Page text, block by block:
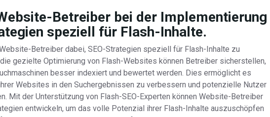
Betreiber bei der Implementierung
speziell für Flash-Inhalte.
Betreiber dabei, SEO-Strategien speziell für Flash-Inhalte zu
gezielte Optimierung von Flash-Websites können Betreiber sicherstellen,
besser indexiert und bewertet werden. Dies ermöglicht es
Websites in den Suchergebnissen zu verbessern und potenzielle Nutzer
Mit der Unterstützung von Flash-SEO-Experten können Website-Betreiber
entwickeln, um das volle Potenzial ihrer Flash-Inhalte auszuschöpfen